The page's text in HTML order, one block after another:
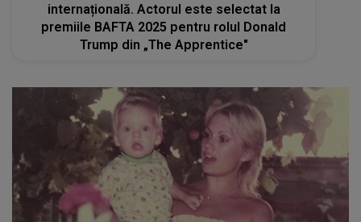
internațională. Actorul este selectat la
premiile BAFTA 2025 pentru rolul Donald
Trump din „The Apprentice"